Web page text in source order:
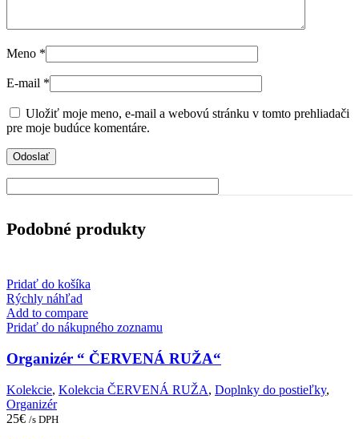
Meno *
E-mail *
Uložiť moje meno, e-mail a webovú stránku v tomto prehliadači
pre moje budúce komentáre.
Podobné produkty
Pridať do košíka
Rýchly náhľad
Add to compare
Pridať do nákupného zoznamu
Organizér “ ČERVENÁ RUŽA“
Kolekcie, Kolekcia ČERVENÁ RUŽA, Doplnky do postieľky,
Organizér
25€ /s DPH